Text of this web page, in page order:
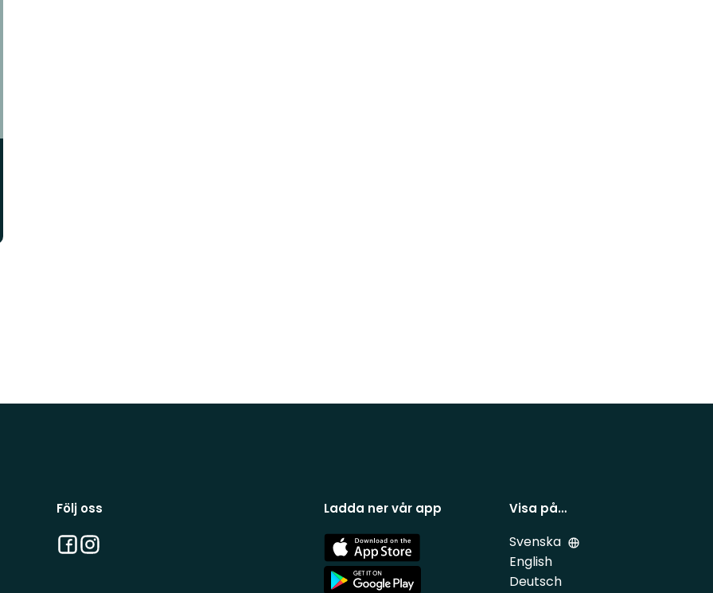
Följ oss
Facebook
Instagram
Ladda ner vår app
App
Store
App
Visa på…
Svenska
English
Deutsch